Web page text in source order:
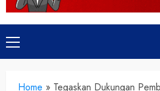
Primary
Menu
Home » Tegaskan Dukungan